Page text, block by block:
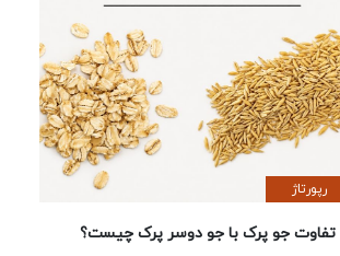
رپورتاژ
تفاوت جو پرک با جو دوسر پرک چیست؟